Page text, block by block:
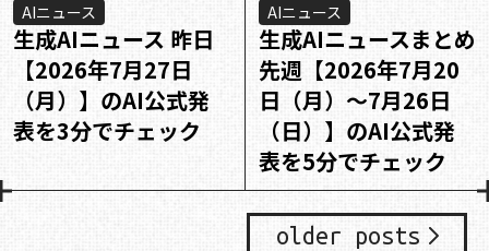
AIニュース
生成AIニュース 昨日
【2026年7月27日
（月）】のAI公式発
表を3分でチェック
AIニュース
生成AIニュースまとめ
先週【2026年7月20
日（月）〜7月26日
（日）】のAI公式発
表を5分でチェック
older posts